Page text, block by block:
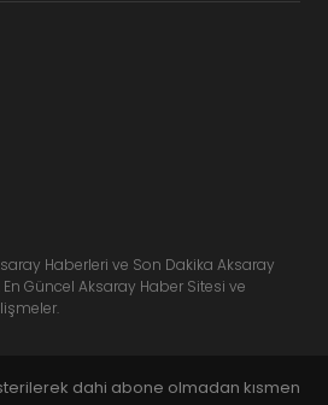
Haberleri ve Son Dakika Aksaray
Güncel Aksaray Haber Sitesi ve
dahi abone olmadan kısmen